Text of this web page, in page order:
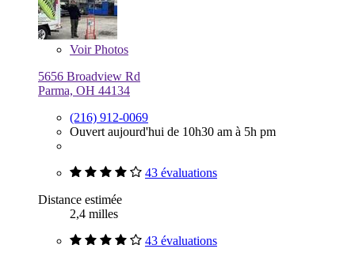
VoirPhotos
5656 Broadview Rd
Parma, OH 44134
(216) 912-0069
Ouvert aujourd'hui de 10h30 am à 5h pm
43 évaluations
Distance estimée
2,4 milles
43 évaluations